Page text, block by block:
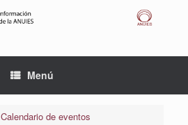
Menú
Calendario de eventos